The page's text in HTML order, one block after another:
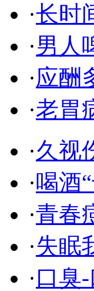
·长时
·男人
·应酬
·老胃
·久视
·喝酒
·青春
·失眠
·口臭